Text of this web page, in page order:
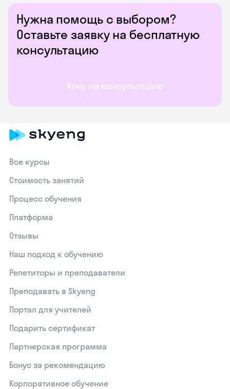
Нужна помощь с выбором?
Оставьте заявку на бесплатную
консультацию
Хочу на консультацию
Все курсы
Стоимость занятий
Процесс обучения
Платформа
Отзывы
Наш подход к обучению
Репетиторы и преподаватели
Преподавать в Skyeng
Портал для учителей
Подарить сертификат
Партнерская программа
Бонус за рекомендацию
Корпоративное обучение